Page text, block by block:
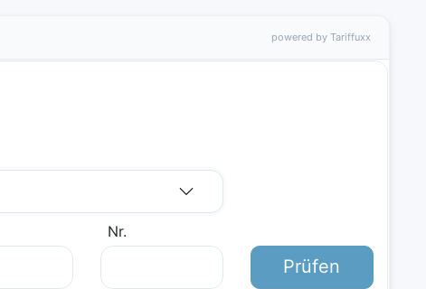
powered by Tariffuxx